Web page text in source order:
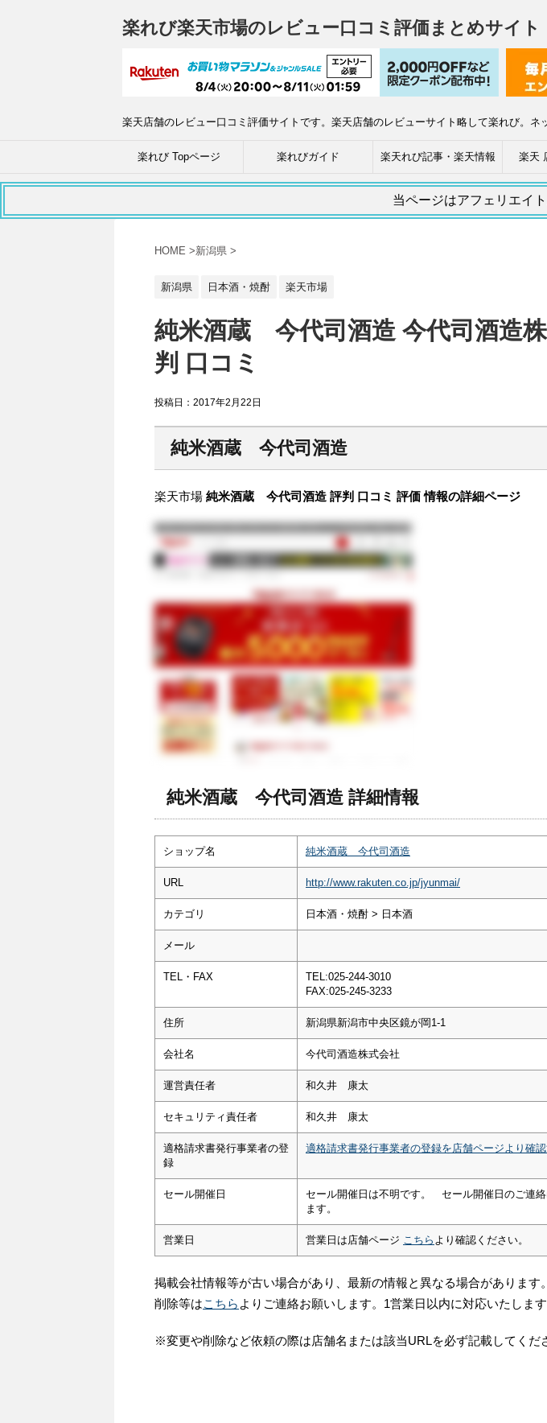
楽れび楽天市場のレビュー口コミ評価まとめサイト
楽天店舗のレビュー口コミ評価サイトです。楽天店舗のレビューサイト略して楽れび。ネ
楽れび Topページ 楽れびガイド 楽天れび記事・楽天情報 楽天
当ページはアフェリエイ
HOME >新潟県 >
新潟県 日本酒・焼酎 楽天市場
純米酒蔵 今代司酒造 今代司酒造
判 口コミ
投稿日： 2017年2月22日
純米酒蔵 今代司酒造
楽天市場 純米酒蔵 今代司酒造 評判 口コミ 評価 情報の詳細ページ
純米酒蔵 今代司酒造 詳細情報
ショップ名 純米酒蔵 今代司酒造
URL http://www.rakuten.co.jp/jyunmai/
カテゴリ 日本酒・焼酎 > 日本酒
メール
TEL・FAX
TEL:025-244-3010
FAX:025-245-3233
住所 新潟県新潟市中央区鏡が岡1-1
会社名 今代司酒造株式会社
運営責任者 和久井 康太
セキュリティ責任者 和久井 康太
適格請求書発行事業者の登
録
適格請求書発行事業者の登録を店舗ページより確認
セール開催日 セール開催日は不明です。 セール開催日のご連
ます。
営業日 営業日は店舗ページ こちら より確認ください。
掲載会社情報等が古い場合があり、最新の情報と異なる場合があります
削除等はこちら よりご連絡お願いします。1営業日以内に対応いたします
※変更や削除など依頼の際は店舗名または該当URLを必ず記載してくだ